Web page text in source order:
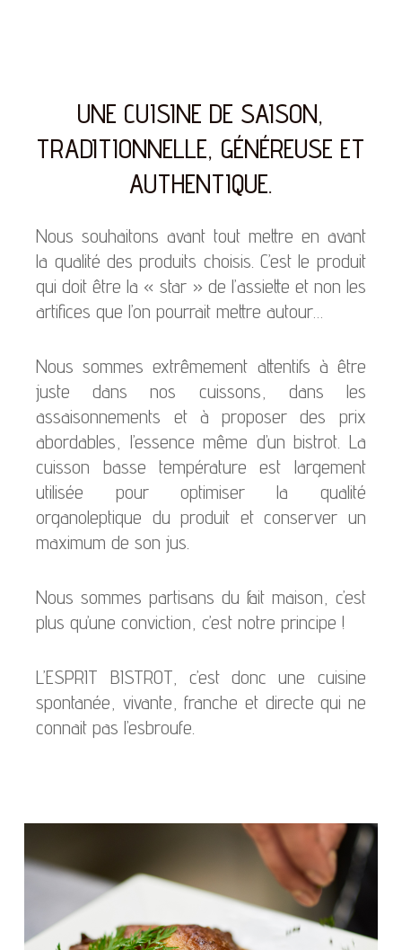
UNE CUISINE DE SAISON,
TRADITIONNELLE, GÉNÉREUSE ET
AUTHENTIQUE.
Nous souhaitons avant tout mettre en avant
la qualité des produits choisis. C’est le produit
qui doit être la « star » de l’assiette et non les
artifices que l’on pourrait mettre autour…
Nous sommes extrêmement attentifs à être
juste dans nos cuissons, dans les
assaisonnements et à proposer des prix
abordables, l’essence même d’un bistrot. La
cuisson basse température est largement
utilisée pour optimiser la qualité
organoleptique du produit et conserver un
maximum de son jus.
Nous sommes partisans du fait maison, c’est
plus qu’une conviction, c’est notre principe !
L’ESPRIT BISTROT, c’est donc une cuisine
spontanée, vivante, franche et directe qui ne
connait pas l’esbroufe.